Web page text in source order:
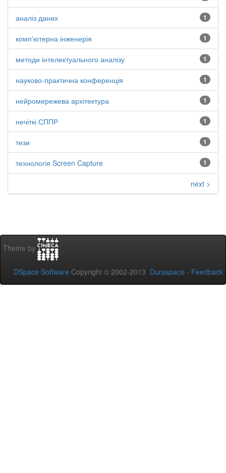
1
аналіз даних
1
комп'ютерна інженерія
1
методи інтелектуального аналізу
1
науково-практична конференція
1
нейромережева архітектура
1
нечіткі СППР
1
тези
1
технологія Screen Capture
next >
Theme by
DSpace Software Copyright © 2002-2013 Duraspace - Feedback